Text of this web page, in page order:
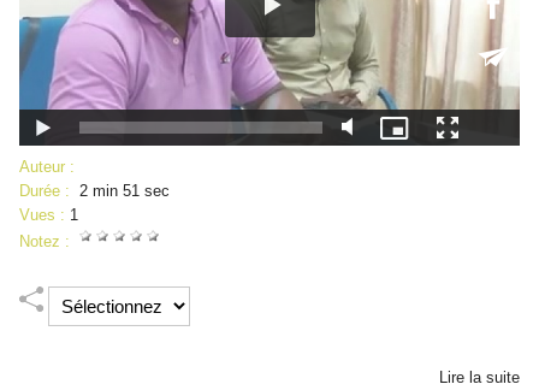
Auteur :
Durée : 2 min 51 sec
Vues : 1
Notez :
Lire la suite